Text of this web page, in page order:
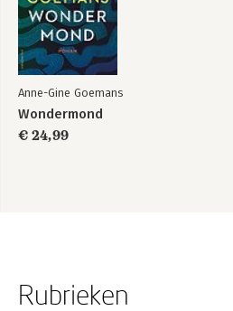
Anne-Gine Goemans
Wondermond
€ 24,99
Rubrieken